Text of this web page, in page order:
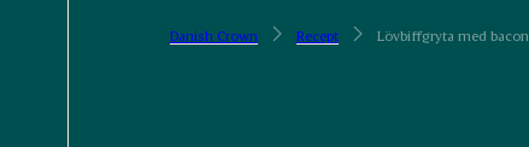
Danish Crown Recept Lövbiffgryta med bacon